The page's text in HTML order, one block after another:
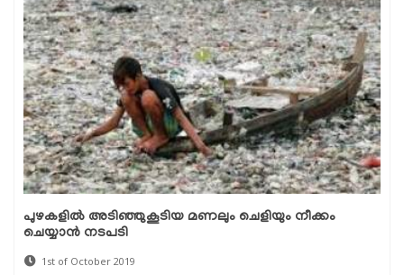
പുഴകളില്‍ അടിഞ്ഞുകൂടിയ മണലും ചെളിയും നീക്കം
ചെയ്യാന്‍ നടപടി
1st of October 2019